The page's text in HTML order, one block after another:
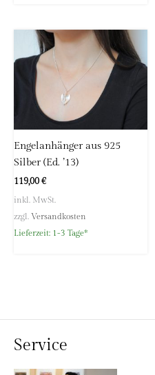
Engelanhänger aus 925
Silber (Ed. ’13)
119,00€
inkl. MwSt.
zzgl. Versandkosten
Lieferzeit: 1-3 Tage*
Service